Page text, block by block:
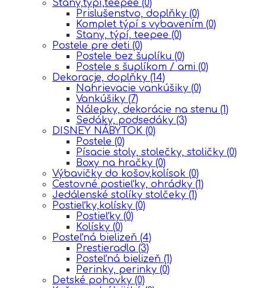
Stany,týpí,teepee (0)
Prislušenstvo, doplňky (0)
Komplet týpí s vybavením (0)
Stany, týpí, teepee (0)
Postele pre deti (0)
Postele bez šuplíku (0)
Postele s šuplíkom / ami (0)
Dekoracje, doplňky (14)
Nahrievacie vankúšiky (0)
Vankúšiky (7)
Nálepky, dekorácie na stenu (1)
Sedáky, podsedáky (3)
DISNEY NÁBYTOK (0)
Postele (0)
Písacie stoly, stolečky, stoličky (0)
Boxy na hračky (0)
Výbavičky do košov,kolísok (0)
Cestovné postieľky, ohrádky (1)
Jedálenské stolíky stolčeky (1)
Postieľky,kolísky (0)
Postieľky (0)
Kolísky (0)
Posteľná bielizeň (4)
Prestieradla (3)
Posteľná bielizeň (1)
Perinky, perinky (0)
Detské pohovky (0)